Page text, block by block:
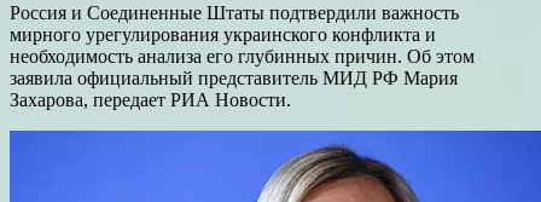
Россия и Соединенные Штаты подтвердили важность
мирного урегулирования украинского конфликта и
необходимость анализа его глубинных причин. Об этом
заявила официальный представитель МИД РФ Мария
Захарова, передает РИА Новости.